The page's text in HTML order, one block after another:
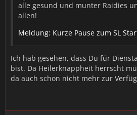
alle gesund und munter Raidies
allen!
Meldung: Kurze Pause zum SL
Ich hab gesehen, dass Du für
bist. Da Heilerknappheit herrscht
da auch schon nicht mehr zur